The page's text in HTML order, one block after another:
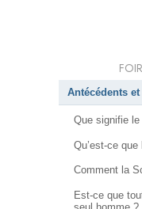
Antécédents
Que signifie
Qu’est-ce
Comment la
Est-ce que